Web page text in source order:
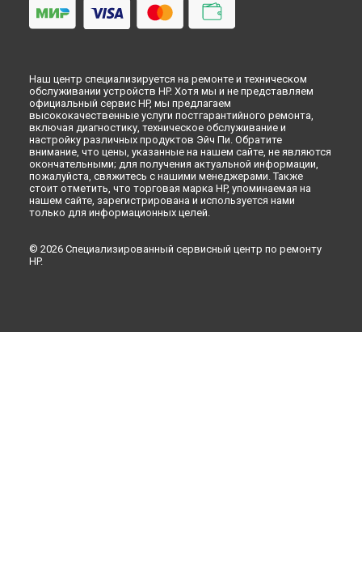
Ремонт моноблока Pavilion 24-xa0051ur [7KD76EA] HP в
Красноярске
Ульяновске
Ремонт моноблока Pavilion 24-xa0051ur [7KD76EA] HP в
Кирове
Ремонт моноблока Pavilion 24-xa0051ur [7KD76EA] HP в
Москве
Ремонт моноблока Pavilion 24-xa0051ur [7KD76EA] HP в
Санкт-Петербурге
Наш центр специализируется на ремонте и техническом
обслуживании устройств HP. Хотя мы и не представляем
официальный сервис HP, мы предлагаем
высококачественные услуги постгарантийного ремонта,
включая диагностику, техническое обслуживание и
настройку различных продуктов Эйч Пи. Обратите
внимание, что цены, указанные на нашем сайте, не являются
окончательными; для получения актуальной информации,
пожалуйста, свяжитесь с нашими менеджерами. Также
стоит отметить, что торговая марка HP, упоминаемая на
нашем сайте, зарегистрирована и используется нами
только для информационных целей.
© 2026 Специализированный сервисный центр по ремонту
HP.